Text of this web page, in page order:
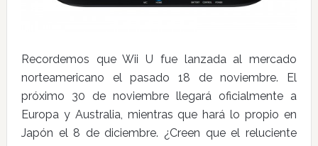
Recordemos que Wii U fue lanzada al mercado
norteamericano el pasado 18 de noviembre. El
próximo 30 de noviembre llegará oficialmente a
Europa y Australia, mientras que hará lo propio en
Japón el 8 de diciembre. ¿Creen que el reluciente